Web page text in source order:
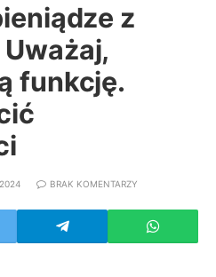
z
funkcję.
BRAK KOMENTARZY